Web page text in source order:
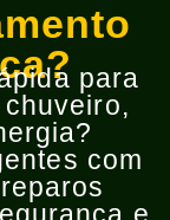
para
com